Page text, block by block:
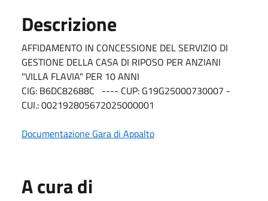
Descrizione
AFFIDAMENTO IN CONCESSIONE DEL SERVIZIO DI
GESTIONE DELLA CASA DI RIPOSO PER ANZIANI
"VILLA FLAVIA" PER 10 ANNI
CIG: B6DC82688C ---- CUP: G19G25000730007 -
CUI.: 002192805672025000001
Documentazione Gara di Appalto
A cura di